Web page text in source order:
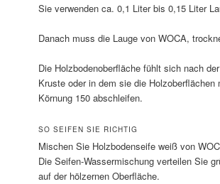
Sie verwenden ca. 0,1 Liter bis 0,15 Liter
Danach muss die Lauge von WOCA,
Die Holzbodenoberfläche fühlt sich nach
Kruste oder in dem sie die
Körnung 150 abschleifen.
SO SEIFEN SIE RICHTIG
Mischen Sie Holzbodenseife weiß von
Die Seifen-Wassermischung verteilen Sie
auf der hölzernen Oberfläche.